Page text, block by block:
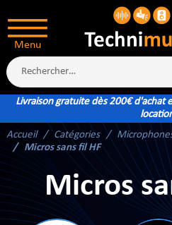
Menu
Livraison gratuite dès 200€ d'achat
Accueil
Catégories
Micros sans fil HF
Micros